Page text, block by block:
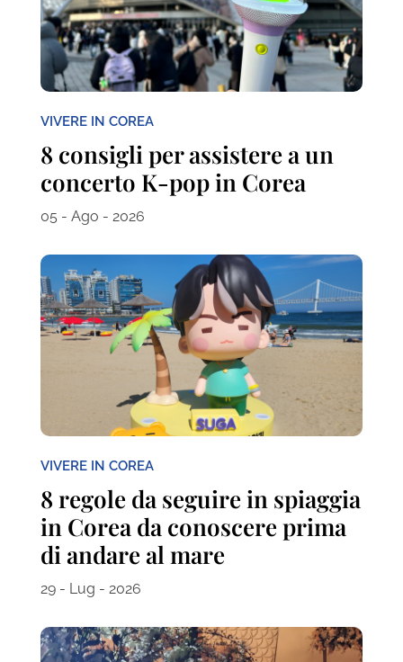
VIVERE IN COREA
8 consigli per assistere a un
concerto K-pop in Corea
05 - Ago - 2026
VIVERE IN COREA
8 regole da seguire in spiaggia
in Corea da conoscere prima
di andare al mare
29 - Lug - 2026